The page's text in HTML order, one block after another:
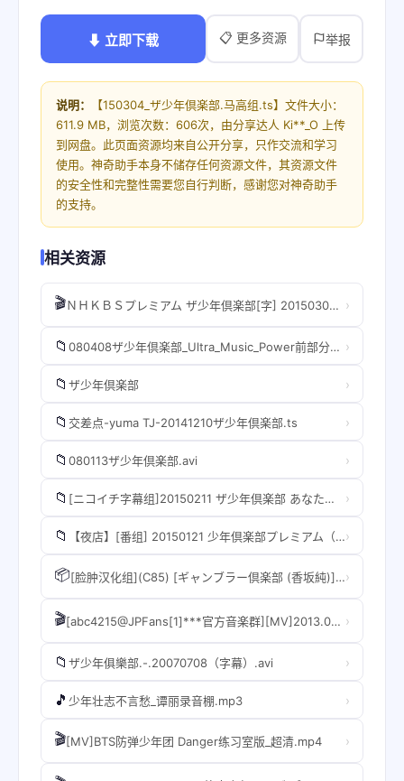
⬇ 立即下载 📋 更多资源 举报
说明：
【150304_ザ少年倶楽部.马高组.ts】文件大小：
611.9 MB，浏览次数：606次，由分享达人 Ki**_O 上传
到网盘。此页面资源均来自公开分享，只作交流和学习
使用。神奇助手本身不储存任何资源文件，其资源文件
的安全性和完整性需要您自行判断，感谢您对神奇助手
的支持。
相关资源
🎬 ＮＨＫＢＳプレミアム ザ少年倶楽部[字] 20150304_2000.mp4 ›
📁 080408ザ少年倶楽部_Ultra_Music_Power前部分慢版.avi ›
📁 ザ少年倶楽部 ›
📁 交差点-yuma TJ-20141210ザ少年倶楽部.ts ›
📁 080113ザ少年倶楽部.avi ›
📁 [ニコイチ字幕组]20150211 ザ少年倶楽部 あなたにお手紙書きましょう 神宮寺勇太ｘ岩橋玄樹.mkv ›
📁 【夜店】[番组] 20150121 少年倶楽部プレミアム（字幕）.avi›
📦 [脸肿汉化组](C85) [ギャンブラー倶楽部 (香坂純)] PMGALS XY (ポケットモンスター).zip›
🎬 [abc4215@JPFans[1]***官方音楽群][MV]2013.03.20_HKT48 - 今がイチバン『うまくち姫』.vob ›
📁 ザ少年俱樂部.-.20070708（字幕）.avi ›
🎵 少年壮志不言愁_谭丽录音棚.mp3 ›
🎬[MV]BTS防弹少年团 Danger练习室版_超清.mp4 ›